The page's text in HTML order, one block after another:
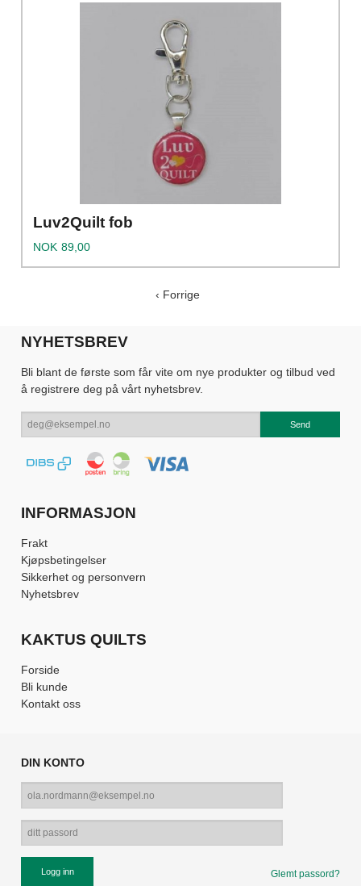
Luv2Quilt fob
Pris
NOK 89,00
‹ Forrige
NYHETSBREV
Bli blant de første som får vite om nye produkter og tilbud ved
å registrere deg på vårt nyhetsbrev.
INFORMASJON
Frakt
Kjøpsbetingelser
Sikkerhet og personvern
Nyhetsbrev
KAKTUS QUILTS
Forside
Bli kunde
Kontakt oss
DIN KONTO
Glemt passord?